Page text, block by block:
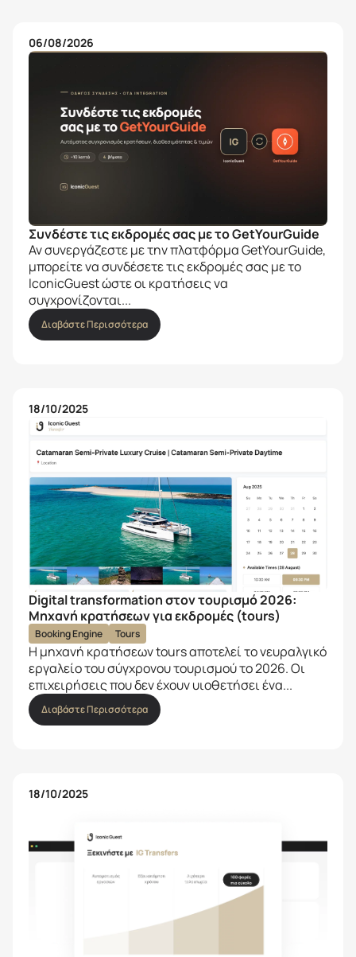
06/08/2026
Συνδέστε τις εκδρομές σας με το GetYourGuide
Αν συνεργάζεστε με την πλατφόρμα GetYourGuide,
μπορείτε να συνδέσετε τις εκδρομές σας με το
IconicGuest ώστε οι κρατήσεις να
συγχρονίζονται...
Διαβάστε Περισσότερα
18/10/2025
Digital transformation στον τουρισμό 2026:
Μηχανή κρατήσεων για εκδρομές (tours)
Booking Engine Tours
Η μηχανή κρατήσεων tours αποτελεί το νευραλγικό
εργαλείο του σύγχρονου τουρισμού το 2026. Οι
επιχειρήσεις που δεν έχουν υιοθετήσει ένα...
Διαβάστε Περισσότερα
18/10/2025